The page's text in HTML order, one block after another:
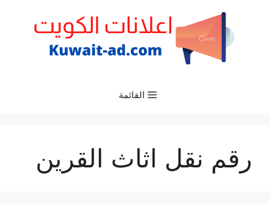
القائمة
رقم نقل اثاث القرين